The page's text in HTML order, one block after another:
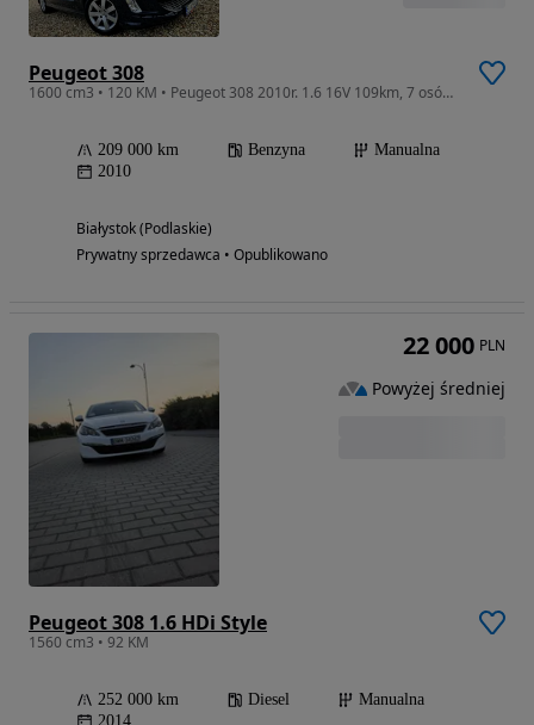
Peugeot 308
1600 cm3 • 120 KM • Peugeot 308 2010r. 1.6 16V 109km, 7 osób alu klima android zamiana
209 000 km Benzyna
Manualna
2010
Białystok (Podlaskie)
Prywatny sprzedawca • Opublikowano
Peugeot 308 1.6 HDi Style
1560 cm3 • 92 KM
252 000 km Diesel
Manualna
2014
22 000 PLN
Powyżej średniej